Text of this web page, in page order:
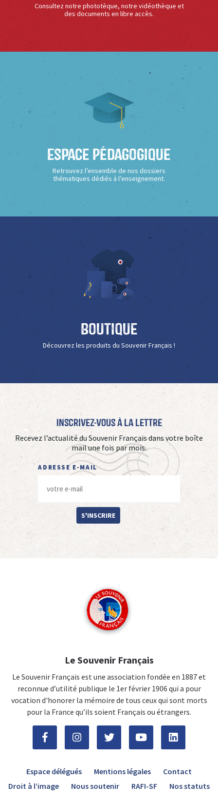
Consultez notre phototèque, notre vidéothèque et
des documents en libre accès.
Espace Pédagogique
Retrouvez l’ensemble de nos dossiers
thématiques dédiés à l’enseignement.
Boutique
Découvrez les produits du Souvenir Français !
Inscrivez-vous à La Lettre
Recevez l’actualité du Souvenir Français dans votre boîte
mail une fois par mois.
ADRESSE E-MAIL
S'INSCRIRE
Le Souvenir Français
Le Souvenir Français est une association fondée en 1887 et
reconnue d’utilité publique le 1er février 1906 qui a pour
vocation d'honorer la mémoire de tous ceux qui sont morts
pour la France qu’ils soient Français ou étrangers.
Espace délégués Mentions légales
Contact
Droit à l’image
Nous soutenir RAFI-SF Nos statuts